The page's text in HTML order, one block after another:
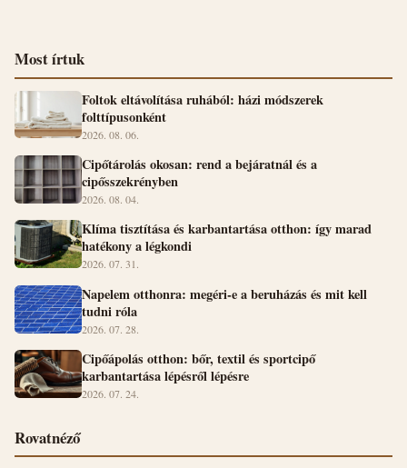
Most írtuk
Foltok eltávolítása ruhából: házi módszerek
folttípusonként
2026. 08. 06.
Cipőtárolás okosan: rend a bejáratnál és a
cipősszekrényben
2026. 08. 04.
Klíma tisztítása és karbantartása otthon: így marad
hatékony a légkondi
2026. 07. 31.
Napelem otthonra: megéri-e a beruházás és mit kell
tudni róla
2026. 07. 28.
Cipőápolás otthon: bőr, textil és sportcipő
karbantartása lépésről lépésre
2026. 07. 24.
Rovatnéző